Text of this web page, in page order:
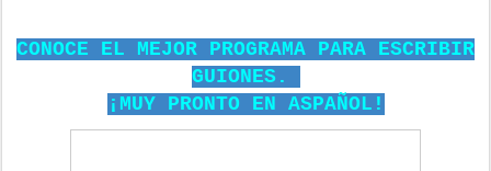
CONOCE EL MEJOR PROGRAMA PARA ESCRIBIR
GUIONES.
¡MUY PRONTO EN ASPAÑOL!